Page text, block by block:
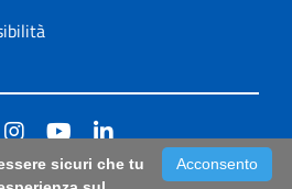
Acconsento
sicuri che tu